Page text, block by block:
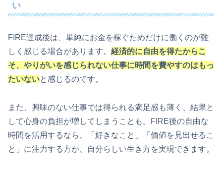
い
FIRE達成後は、単純にお金を稼ぐためだけに働くのが難
しく感じる場合があります。 経済的に自由を得たからこ
そ、やりがいを感じられない仕事に時間を費やすのはもっ
たいないと感じるのです。
また、興味のない仕事では得られる満足感も薄く、結果と
して心身の負担が増してしまうことも。FIRE後の自由な
時間を活用するなら、「好きなこと」「価値を見出せるこ
と」に注力する方が、自分らしい生き方を実現できます。